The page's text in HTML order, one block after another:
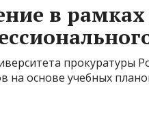
в
прокуратуры
на основе учебных